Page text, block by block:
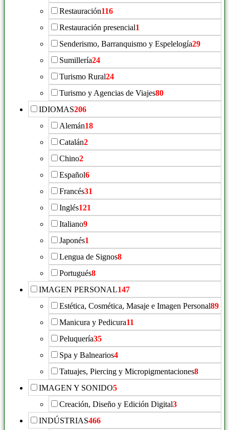
Restauración116
Restauración presencial1
Senderismo, Barranquismo y Espelelogía29
Sumillería24
Turismo Rural24
Turismo y Agencias de Viajes80
IDIOMAS206
Alemán18
Catalán2
Chino2
Español6
Francés31
Inglés121
Italiano9
Japonés1
Lengua de Signos8
Portugués8
IMAGEN PERSONAL147
Estética, Cosmética, Masaje e Imagen Personal89
Manicura y Pedicura11
Peluquería35
Spa y Balnearios4
Tatuajes, Piercing y Micropigmentaciones8
IMAGEN Y SONIDO5
Creación, Diseño y Edición Digital3
INDÚSTRIAS466